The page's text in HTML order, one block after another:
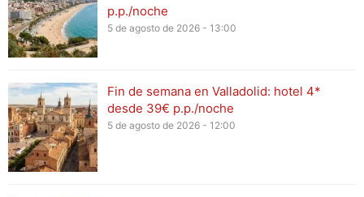
p.p./noche
5 de agosto de 2026 - 13:00
Fin de semana en Valladolid: hotel 4*
desde 39€ p.p./noche
5 de agosto de 2026 - 12:00